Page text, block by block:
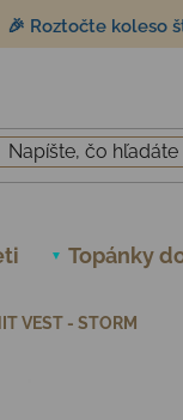
🎉 Roztočte koleso
Topánky
VEST - STORM